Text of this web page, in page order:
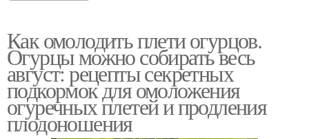
Как омолодить плети огурцов.
Огурцы можно собирать весь
август: рецепты секретных
подкормок для омоложения
огуречных плетей и продления
плодоношения